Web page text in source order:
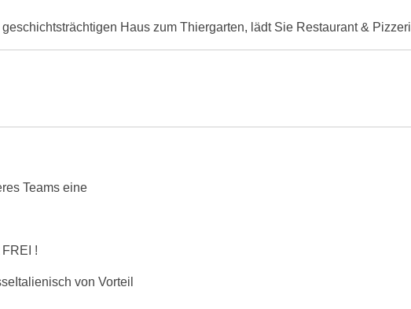
geschichtsträchtigen Haus zum Thiergarten, lädt Sie Restaurant &
Teams eine
!
von Vorteil